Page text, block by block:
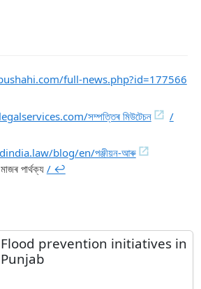
full-news.php?id=177566
সম্পত্তিৰ মিউটেচন
/
blog/en/পঞ্জীয়ন-আৰু
পাৰ্থক্য / ↩︎
Flood prevention initiatives in
Punjab